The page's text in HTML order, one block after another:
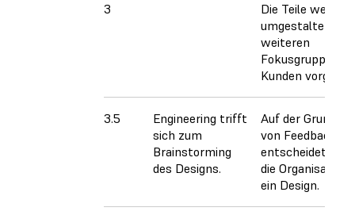
3
Die Teile werden
umgestaltet und
weiteren
Fokusgruppen
Kunden
3.5
Engineering trifft
sich zum
Brainstorming
des Designs.
Auf der
von Feedback
entscheidet sich
die Organisation
ein Design.